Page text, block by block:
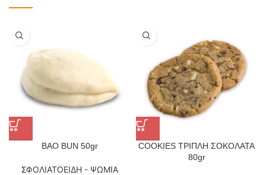
BAO BUN 50gr
ΣΦΟΛΙΑΤΟΕΙΔΗ - ΨΩΜΙΑ
COOKIES ΤΡΙΠΛΗ ΣΟΚΟΛΑΤΑ
80gr